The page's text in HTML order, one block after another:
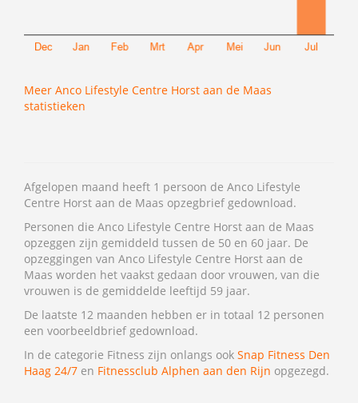
Meer Anco Lifestyle Centre Horst aan de Maas
statistieken
Afgelopen maand heeft 1 persoon de Anco Lifestyle
Centre Horst aan de Maas opzegbrief gedownload.
Personen die Anco Lifestyle Centre Horst aan de Maas
opzeggen zijn gemiddeld tussen de 50 en 60 jaar. De
opzeggingen van Anco Lifestyle Centre Horst aan de
Maas worden het vaakst gedaan door vrouwen, van die
vrouwen is de gemiddelde leeftijd 59 jaar.
De laatste 12 maanden hebben er in totaal 12 personen
een voorbeeldbrief gedownload.
In de categorie Fitness zijn onlangs ook Snap Fitness Den
Haag 24/7 en Fitnessclub Alphen aan den Rijn opgezegd.